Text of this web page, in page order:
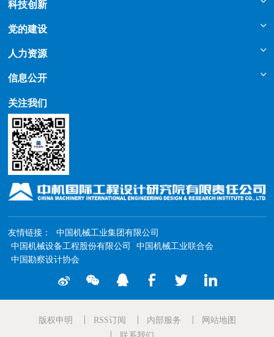
科技创新
党的建设
人力资源
信息公开
关注我们
友情链接：
中国机械工业集团有限公司
中国机械设备工程股份有限公司
中国机械工业联合会
中国勘察设计协会
版权申明 RSS订阅 内部服务
网站地图